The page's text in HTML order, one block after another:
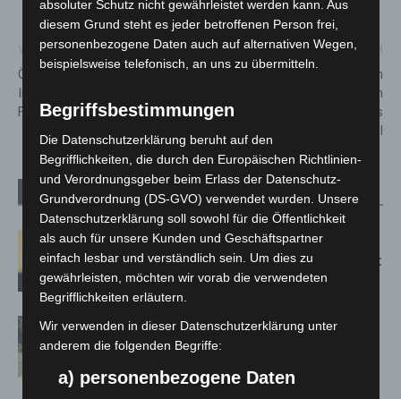
Vorheriger Artikel
Österreich gewinnt den 31.
Internationalen
Feuerwerkswettbewerb 2023
Nächster Artikel
Solarstammtisch
Langenhagen im
Dorfgemeinschaftshaus
Krähenwinkel
Verwandte Artikel Mehr vom Autor
Hannover: Erste Tigermücken-
Population in Niedersachsen entdeckt
Brand im „Haus der Begegnung“ in
Neuwarmbüchen schnell eingedämmt
absoluter Schutz nicht gewährleistet werden kann. Aus
diesem Grund steht es jeder betroffenen Person frei,
personenbezogene Daten auch auf alternativen Wegen,
beispielsweise telefonisch, an uns zu übermitteln.
Begriffsbestimmungen
Die Datenschutzerklärung beruht auf den
Begrifflichkeiten, die durch den Europäischen Richtlinien-
und Verordnungsgeber beim Erlass der Datenschutz-
Grundverordnung (DS-GVO) verwendet wurden. Unsere
Datenschutzerklärung soll sowohl für die Öffentlichkeit
als auch für unsere Kunden und Geschäftspartner
einfach lesbar und verständlich sein. Um dies zu
gewährleisten, möchten wir vorab die verwendeten
Begrifflichkeiten erläutern.
Wir verwenden in dieser Datenschutzerklärung unter
anderem die folgenden Begriffe:
a) personenbezogene Daten